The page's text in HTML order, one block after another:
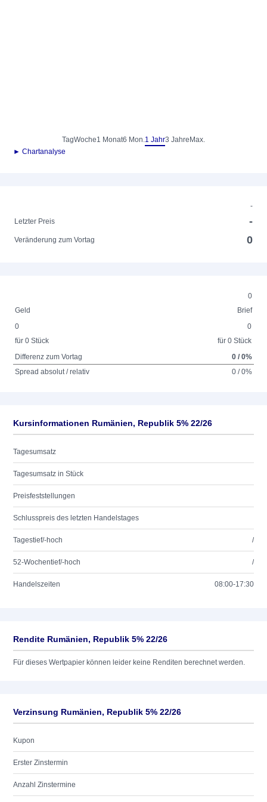
TagWoche1 Monat6 Mon.1 Jahr3 Jahre Max.
► Chartanalyse
-
Letzter Preis
-
Veränderung zum Vortag 0
0
Geld
Brief
0
für 0 Stück
0
für 0 Stück
Differenz zum Vortag
0 / 0%
Spread absolut / relativ
0 / 0%
Kursinformationen Rumänien, Republik 5% 22/26
Tagesumsatz
Tagesumsatz in Stück
Preisfeststellungen
Schlusspreis des letzten Handelstages
Tagestief/-hoch /
52-Wochentief/-hoch /
Handelszeiten 08:00-17:30
Rendite Rumänien, Republik 5% 22/26
Für dieses Wertpapier können leider keine Renditen berechnet werden.
Verzinsung Rumänien, Republik 5% 22/26
Kupon
Erster Zinstermin
Anzahl Zinstermine